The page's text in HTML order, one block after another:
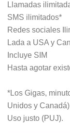
Llamadas
SMS ilimitados*
Redes sociales
Lada a USA y
Incluye SIM
Hasta agotar
*Los Gigas,
Unidos y
Uso justo (PUJ).